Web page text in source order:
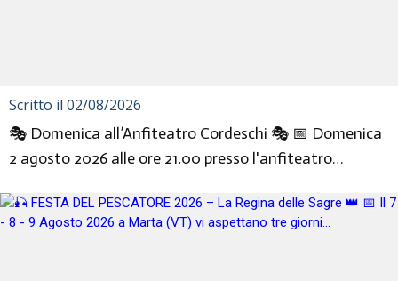
Scritto il 02/08/2026
🎭 Domenica all’Anfiteatro Cordeschi 🎭 📅 Domenica
2 agosto 2026 alle ore 21.00 presso l'anfiteatro